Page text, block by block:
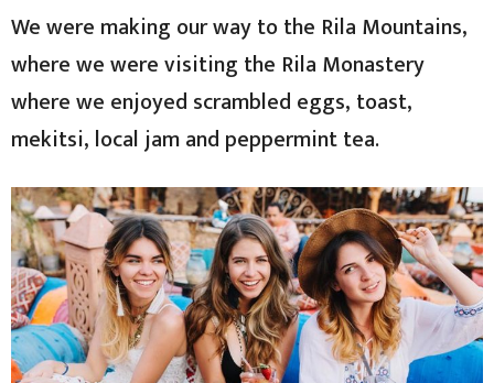
We were making our way to the Rila Mountains,
where we were visiting the Rila Monastery
where we enjoyed scrambled eggs, toast,
mekitsi, local jam and peppermint tea.